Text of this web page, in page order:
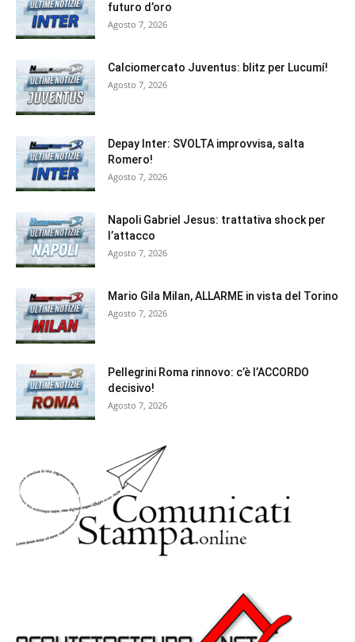
futuro d’oro
Agosto 7, 2026
Calciomercato Juventus: blitz per Lucumí!
Agosto 7, 2026
Depay Inter: SVOLTA improvvisa, salta
Romero!
Agosto 7, 2026
Napoli Gabriel Jesus: trattativa shock per
l’attacco
Agosto 7, 2026
Mario Gila Milan, ALLARME in vista del Torino
Agosto 7, 2026
Pellegrini Roma rinnovo: c’è l’ACCORDO
decisivo!
Agosto 7, 2026